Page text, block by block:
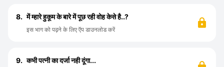
8. में म्हारे हुकूम के बारे में पूछ रही वोह केसे है..?
इस भाग को पढ़ने के लिए ऍप डाउनलोड करें
9. कभी पत्नी का दर्जा नही दूंगा...